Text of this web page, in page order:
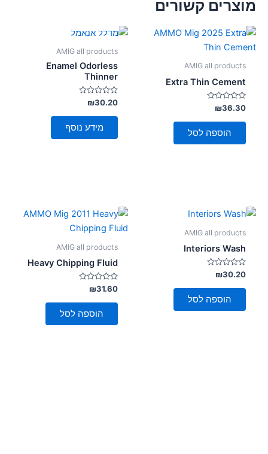
מוצרים קשורים
AMIG all products
Extra Thin Cement
דורג
0
מתוך
₪36.30
הוספה לסל
AMIG all products
Enamel Odorless
Thinner
דורג
0
מתוך
₪30.20
מידע נוסף
AMIG all products
Interiors Wash
דורג
0
מתוך
₪30.20
הוספה לסל
AMIG all products
Heavy Chipping Fluid
דורג
0
מתוך
₪31.60
הוספה לסל